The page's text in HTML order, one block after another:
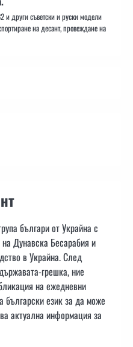
съветски и руски модели
на десант, провеждане на
българи от Украйна с
Дунавска Бесарабия и
в Украйна. След
грешка, ние
на ежедневни
български език за да може
актуална информация за